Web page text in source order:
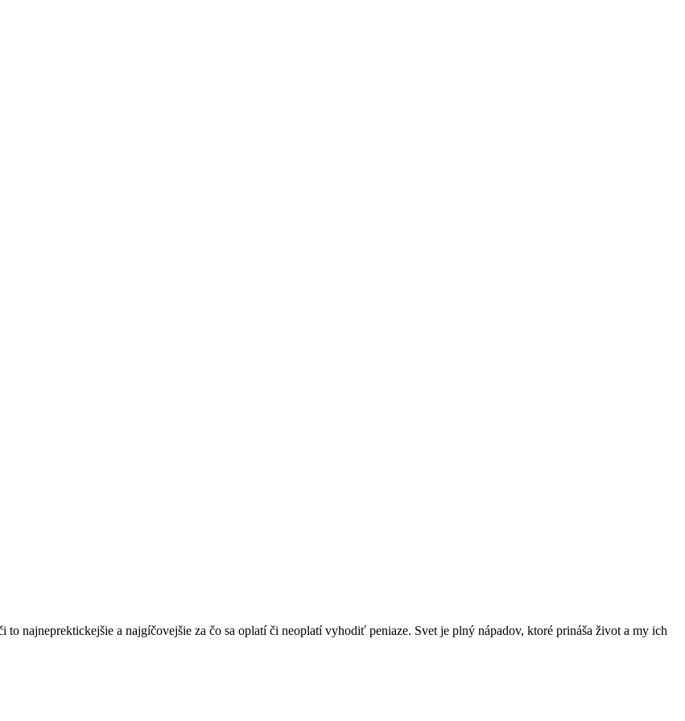
najneprektickejšie a najgíčovejšie za čo sa oplatí či neoplatí vyhodiť peniaze. Svet je plný nápadov, ktoré prináša život a my ich